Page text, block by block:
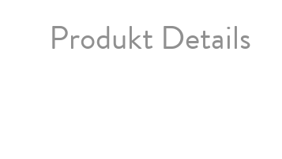
Produkt Details